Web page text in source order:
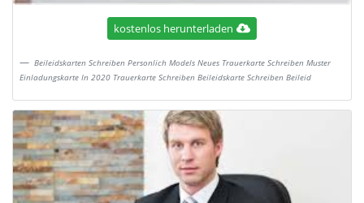
kostenlos herunterladen
Beileidskarten Schreiben Personlich Models Neues Trauerkarte Schreiben Muster
Einladungskarte In 2020 Trauerkarte Schreiben Beileidskarte Schreiben Beileid